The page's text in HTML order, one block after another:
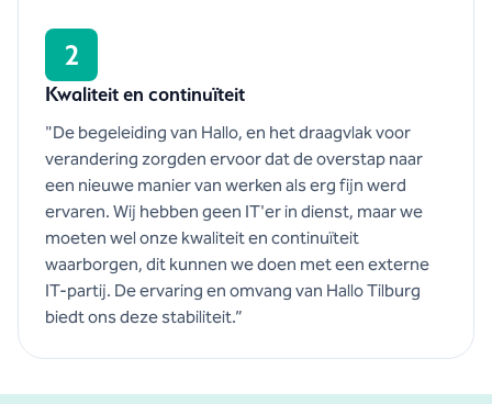
2
Kwaliteit en continuïteit
"De begeleiding van Hallo, en het draagvlak voor
verandering zorgden ervoor dat de overstap naar
een nieuwe manier van werken als erg fijn werd
ervaren. Wij hebben geen IT'er in dienst, maar we
moeten wel onze kwaliteit en continuïteit
waarborgen, dit kunnen we doen met een externe
IT-partij. De ervaring en omvang van Hallo Tilburg
biedt ons deze stabiliteit.”